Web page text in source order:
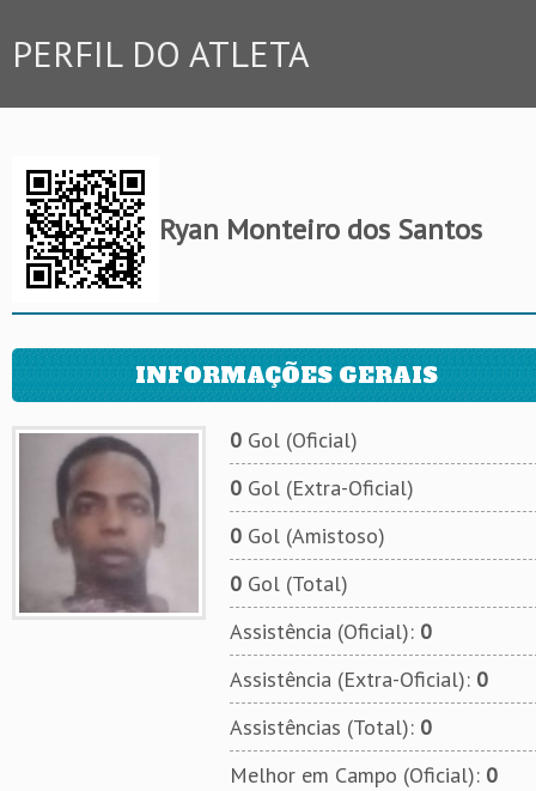
PERFIL DO ATLETA
Ryan Monteiro dos Santos
INFORMAÇÕES GERAIS
0Gol (Oficial)
0Gol (Extra-Oficial)
0Gol (Amistoso)
0Gol (Total)
Assistência (Oficial): 0
Assistência (Extra-Oficial): 0
Assistências (Total): 0
Melhor em Campo (Oficial): 0